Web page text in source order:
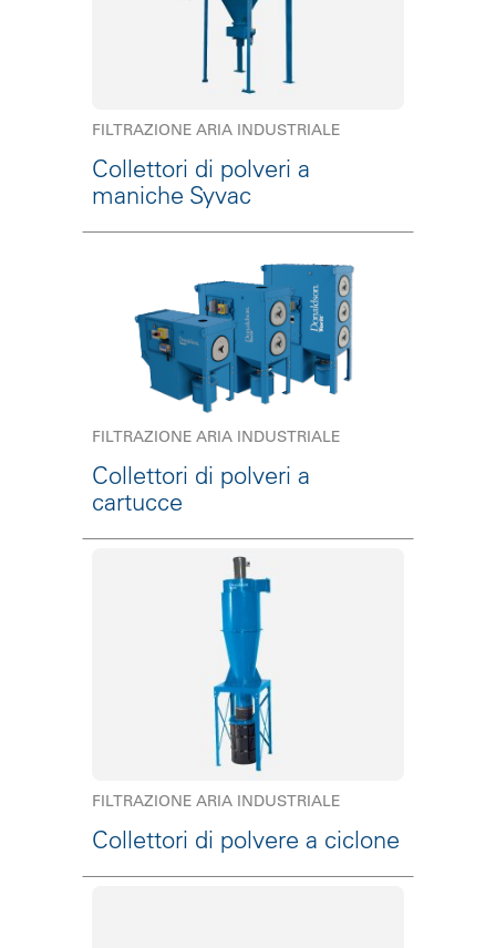
FILTRAZIONE ARIA INDUSTRIALE
Collettori di polveri a
maniche Syvac
FILTRAZIONE ARIA INDUSTRIALE
Collettori di polveri a
cartucce
FILTRAZIONE ARIA INDUSTRIALE
Collettori di polvere a ciclone